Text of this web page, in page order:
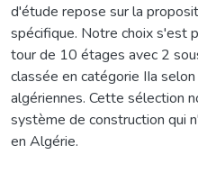
d'étude repose sur la
spécifique. Notre choix s'est
tour de 10 étages avec 2
classée en catégorie IIa
algériennes. Cette sélection
système de construction qui
en Algérie.